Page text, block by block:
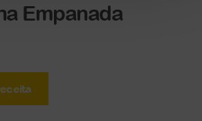
Empanada